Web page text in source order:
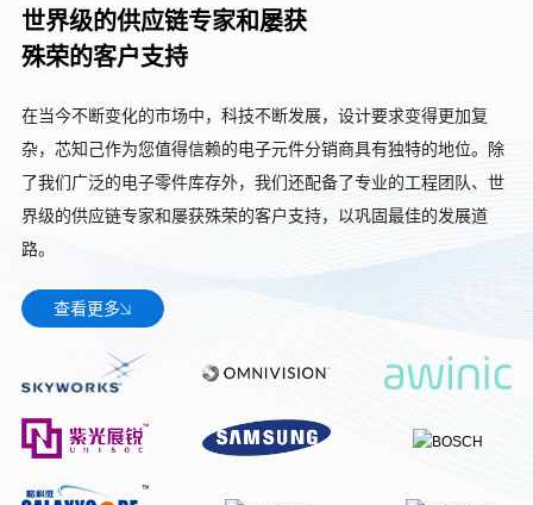
世界级的供应链专家和屡获
殊荣的客户支持
在当今不断变化的市场中，科技不断发展，设计要求变得更加复
杂，芯知己作为您值得信赖的电子元件分销商具有独特的地位。除
了我们广泛的电子零件库存外，我们还配备了专业的工程团队、世
界级的供应链专家和屡获殊荣的客户支持，以巩固最佳的发展道
路。
查看更多